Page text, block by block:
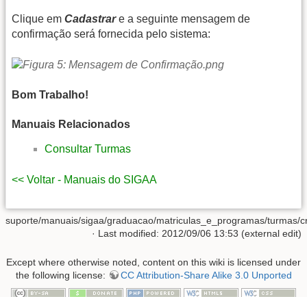
Clique em Cadastrare a seguinte mensagem de
confirmação será fornecida pelo sistema:
Bom Trabalho!
Manuais Relacionados
Consultar Turmas
<< Voltar - Manuais do SIGAA
suporte/manuais/sigaa/graduacao/matriculas_e_programas/turmas/
· Last modified: 2012/09/06 13:53 (external edit)
Except where otherwise noted, content on this wiki is licensed under
the following license:
CC Attribution-Share Alike 3.0 Unported